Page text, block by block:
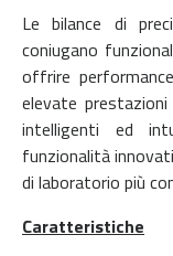
Le bilance di
coniugano
offrire
elevate
intelligenti ed
funzionalità
di laboratorio più
Caratteristiche